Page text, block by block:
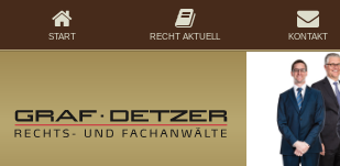
START RECHT AKTUELL KONTAKT